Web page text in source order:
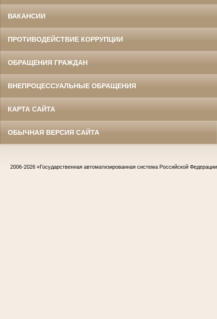
ВАКАНСИИ
ПРОТИВОДЕЙСТВИЕ КОРРУПЦИИ
ОБРАЩЕНИЯ ГРАЖДАН
ВНЕПРОЦЕССУАЛЬНЫЕ ОБРАЩЕНИЯ
КАРТА САЙТА
ОБЫЧНАЯ ВЕРСИЯ САЙТА
2006-2026 «Государственная автоматизированная система Российской